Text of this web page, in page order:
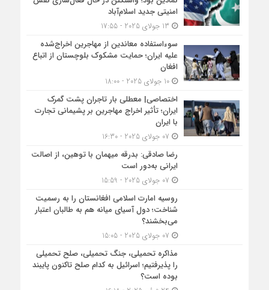
امنیتی جدید اسلام‌آباد
سوءاستفاده معاندین از مهاجرین اخراج‌شده
علیه ایران؛ حمایت مشکوک بلوچستان از اتباع
افغان
10 جولای 2025 - 18:00
اختصاصی| معطلی بار تاجران پشت گمرک
ایران؛ تأثیر اخراج مهاجرین بر پشیمانی تجارت
با ایران
رضا صادقی: بدرقه میهمان با توهین، از اصالت
ایرانی به‌دور است
روسیه امارت اسلامی افغانستان را به رسمیت
شناخت؛ دول آسیای میانه هم به طالبان اعتبار
می‎‌بخشند؟
مذاکره تحمیلی، جنگ تحمیلی، صلح تحمیلی
را پذیرفتیم؛ اسرائیل به کدام صلح تاکنون پایبند
بوده است؟